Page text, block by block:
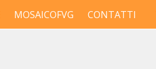
MOSAICOFVG CONTATTI